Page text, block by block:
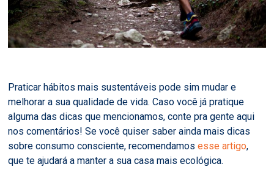
Praticar hábitos mais sustentáveis pode sim mudar e
melhorar a sua qualidade de vida. Caso você já pratique
alguma das dicas que mencionamos, conte pra gente aqui
nos comentários! Se você quiser saber ainda mais dicas
sobre consumo consciente, recomendamosesse artigo,
que te ajudará a manter a sua casa mais ecológica.